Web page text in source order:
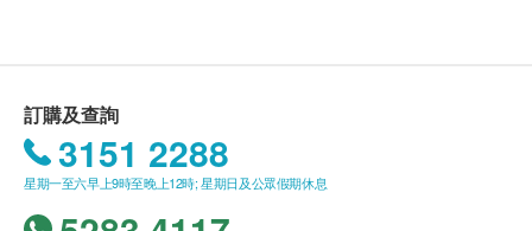
星期前接種，讓自己及家人在流感季節期間得到足夠
的保護。
四價滅活流感疫苗 - 雞蛋培植 (Egg-Based) 包括以下
進行健康檢查後，一般情況下，需大概7-14個工作
天跟進檢查報告，工作天不包括星期六、日及公眾
假期。 輪侯報告講解時間會因應不同情況 (如個別
化驗項目所需時間或客人指明特定時段)而有所延
九龍尖沙咀漢口道 28 號亞太中心 6 樓 608 - 613 室
顯示地圖
星期一至五︰8:30a.m. – 1:00p.m.; 2:00p.m. – 5:30p.m.
訂購及查詢
3151 2288
星期一至六早上9時至晚上12時; 星期日及公眾假期休息